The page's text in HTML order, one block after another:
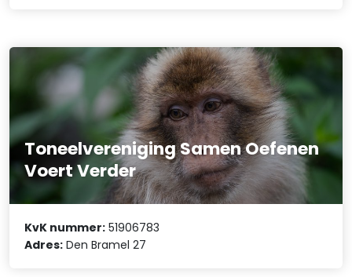
Toneelvereniging Samen Oefenen
Voert Verder
KvK nummer: 51906783
Adres: Den Bramel 27